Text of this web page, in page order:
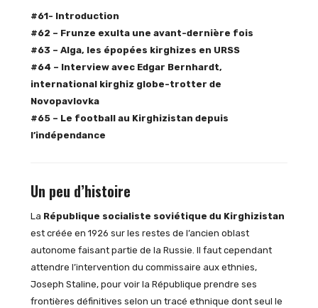
#61- Introduction
#62 – Frunze exulta une avant-dernière fois
#63 – Alga, les épopées kirghizes en URSS
#64 – Interview avec Edgar Bernhardt,
international kirghiz globe-trotter de
Novopavlovka
#65 – Le football au Kirghizistan depuis
l’indépendance
Un peu d’histoire
La République socialiste soviétique du Kirghizistan
est créée en 1926 sur les restes de l’ancien oblast
autonome faisant partie de la Russie. Il faut cependant
attendre l’intervention du commissaire aux ethnies,
Joseph Staline, pour voir la République prendre ses
frontières définitives selon un tracé ethnique dont seul le